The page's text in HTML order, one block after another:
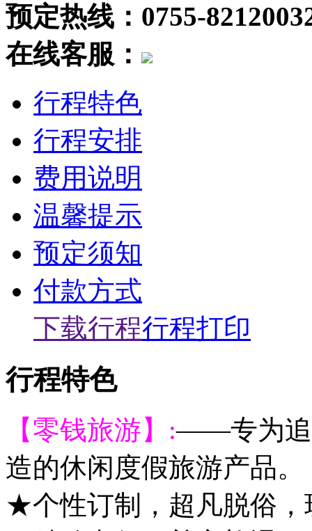
预定热线：0755-
在线客服：
行程特色
行程安排
费用说明
温馨提示
预定须知
付款方式
下载行程行程打印
行程特色
【零钱旅游】:——专为追
造的休闲度假旅游产品。
★个性订制，超凡脱俗，